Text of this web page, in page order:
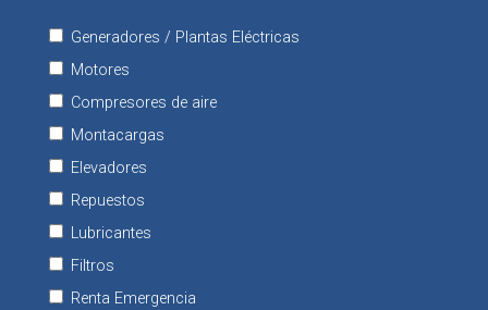
Generadores / Plantas Eléctricas
Motores
Compresores de aire
Montacargas
Elevadores
Repuestos
Lubricantes
Filtros
Renta Emergencia